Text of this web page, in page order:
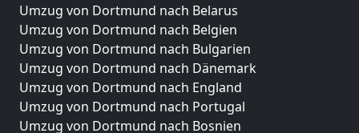
Umzug von Dortmund nach Belarus
Umzug von Dortmund nach Belgien
Umzug von Dortmund nach Bulgarien
Umzug von Dortmund nach Dänemark
Umzug von Dortmund nach England
Umzug von Dortmund nach Portugal
Umzug von Dortmund nach Bosnien